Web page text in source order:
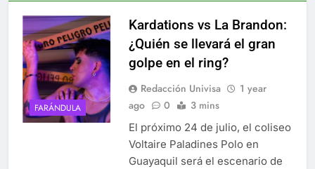
FARÁNDULA
Kardations vs La Brandon:
¿Quién se llevará el gran
golpe en el ring?
Redacción Univisa
1 year
ago
0 3 mins
El próximo 24 de julio, el coliseo
Voltaire Paladines Polo en
Guayaquil será el escenario de